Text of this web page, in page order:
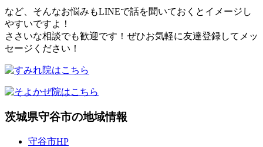
など、そんなお悩みもLINEで話を聞いておくとイメージし
やすいですよ！
ささいな相談でも歓迎です！ぜひお気軽に友達登録してメッ
セージください！
茨城県守谷市の地域情報
守谷市HP